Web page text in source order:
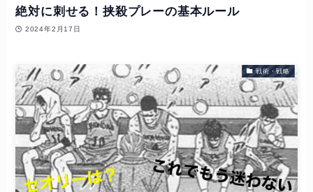
絶対に刺せる！挟殺プレーの基本ルール
2024年2月17日
戦術・戦略